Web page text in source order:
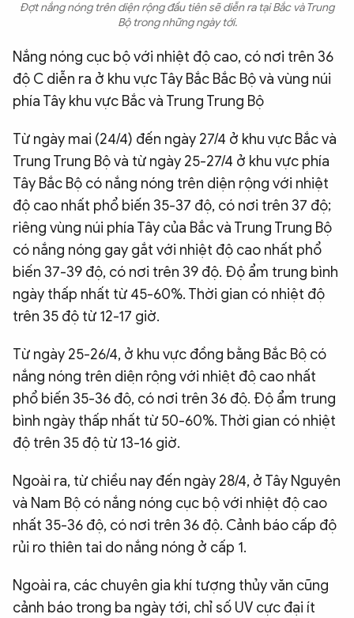
Đợt nắng nóng trên diện rộng đầu tiên sẽ diễn ra tại Bắc và Trung
Bộ trong những ngày tới.
Nắng nóng cục bộ với nhiệt độ cao, có nơi trên 36
độ C diễn ra ở khu vực Tây Bắc Bắc Bộ và vùng núi
phía Tây khu vực Bắc và Trung Trung Bộ
Từ ngày mai (24/4) đến ngày 27/4 ở khu vực Bắc và
Trung Trung Bộ và từ ngày 25-27/4 ở khu vực phía
Tây Bắc Bộ có nắng nóng trên diện rộng với nhiệt
độ cao nhất phổ biến 35-37 độ, có nơi trên 37 độ;
riêng vùng núi phía Tây của Bắc và Trung Trung Bộ
có nắng nóng gay gắt với nhiệt độ cao nhất phổ
biến 37-39 độ, có nơi trên 39 độ. Độ ẩm trung bình
ngày thấp nhất từ 45-60%. Thời gian có nhiệt độ
trên 35 độ từ 12-17 giờ.
Từ ngày 25-26/4, ở khu vực đồng bằng Bắc Bộ có
nắng nóng trên diện rộng với nhiệt độ cao nhất
phổ biến 35-36 độ, có nơi trên 36 độ. Độ ẩm trung
bình ngày thấp nhất từ 50-60%. Thời gian có nhiệt
độ trên 35 độ từ 13-16 giờ.
Ngoài ra, từ chiều nay đến ngày 28/4, ở Tây Nguyên
và Nam Bộ có nắng nóng cục bộ với nhiệt độ cao
nhất 35-36 độ, có nơi trên 36 độ. Cảnh báo cấp độ
rủi ro thiên tai do nắng nóng ở cấp 1.
Ngoài ra, các chuyên gia khí tượng thủy văn cũng
cảnh báo trong ba ngày tới, chỉ số UV cực đại ít